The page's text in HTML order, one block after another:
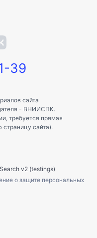
39
сайта
- ВНИИСПК.
требуется прямая
страницу сайта).
v2 (testings)
о защите персональных